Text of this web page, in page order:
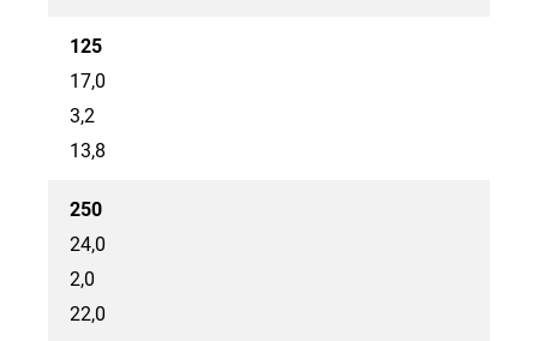
125
17,0
3,2
13,8
250
24,0
2,0
22,0